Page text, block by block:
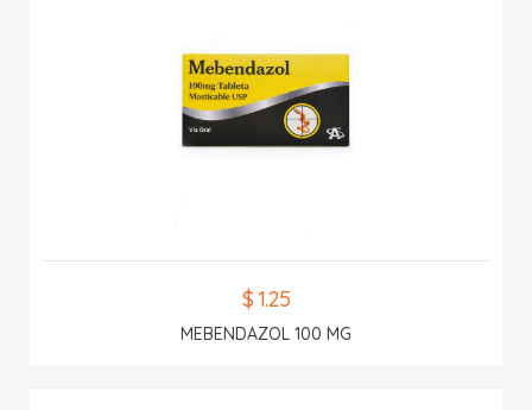
$ 1.25
MEBENDAZOL 100 MG